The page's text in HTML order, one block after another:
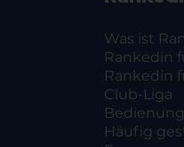
Was ist
Rankedin
Rankedin
Club-Liga
Häufig